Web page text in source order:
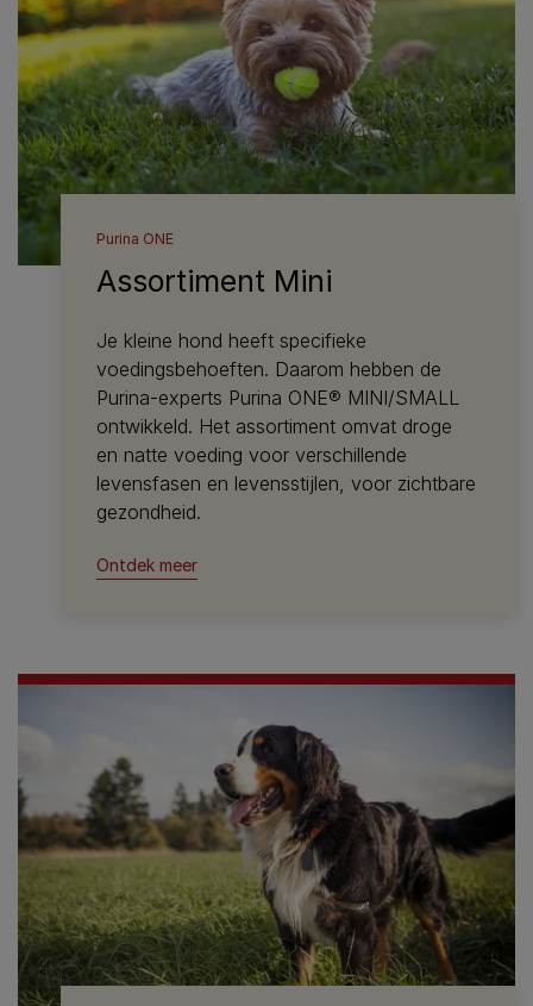
Purina ONE
Assortiment Mini
Je kleine hond heeft specifieke
voedingsbehoeften. Daarom hebben de
Purina-experts Purina ONE® MINI/SMALL
ontwikkeld. Het assortiment omvat droge
en natte voeding voor verschillende
levensfasen en levensstijlen, voor zichtbare
gezondheid.
Ontdek meer